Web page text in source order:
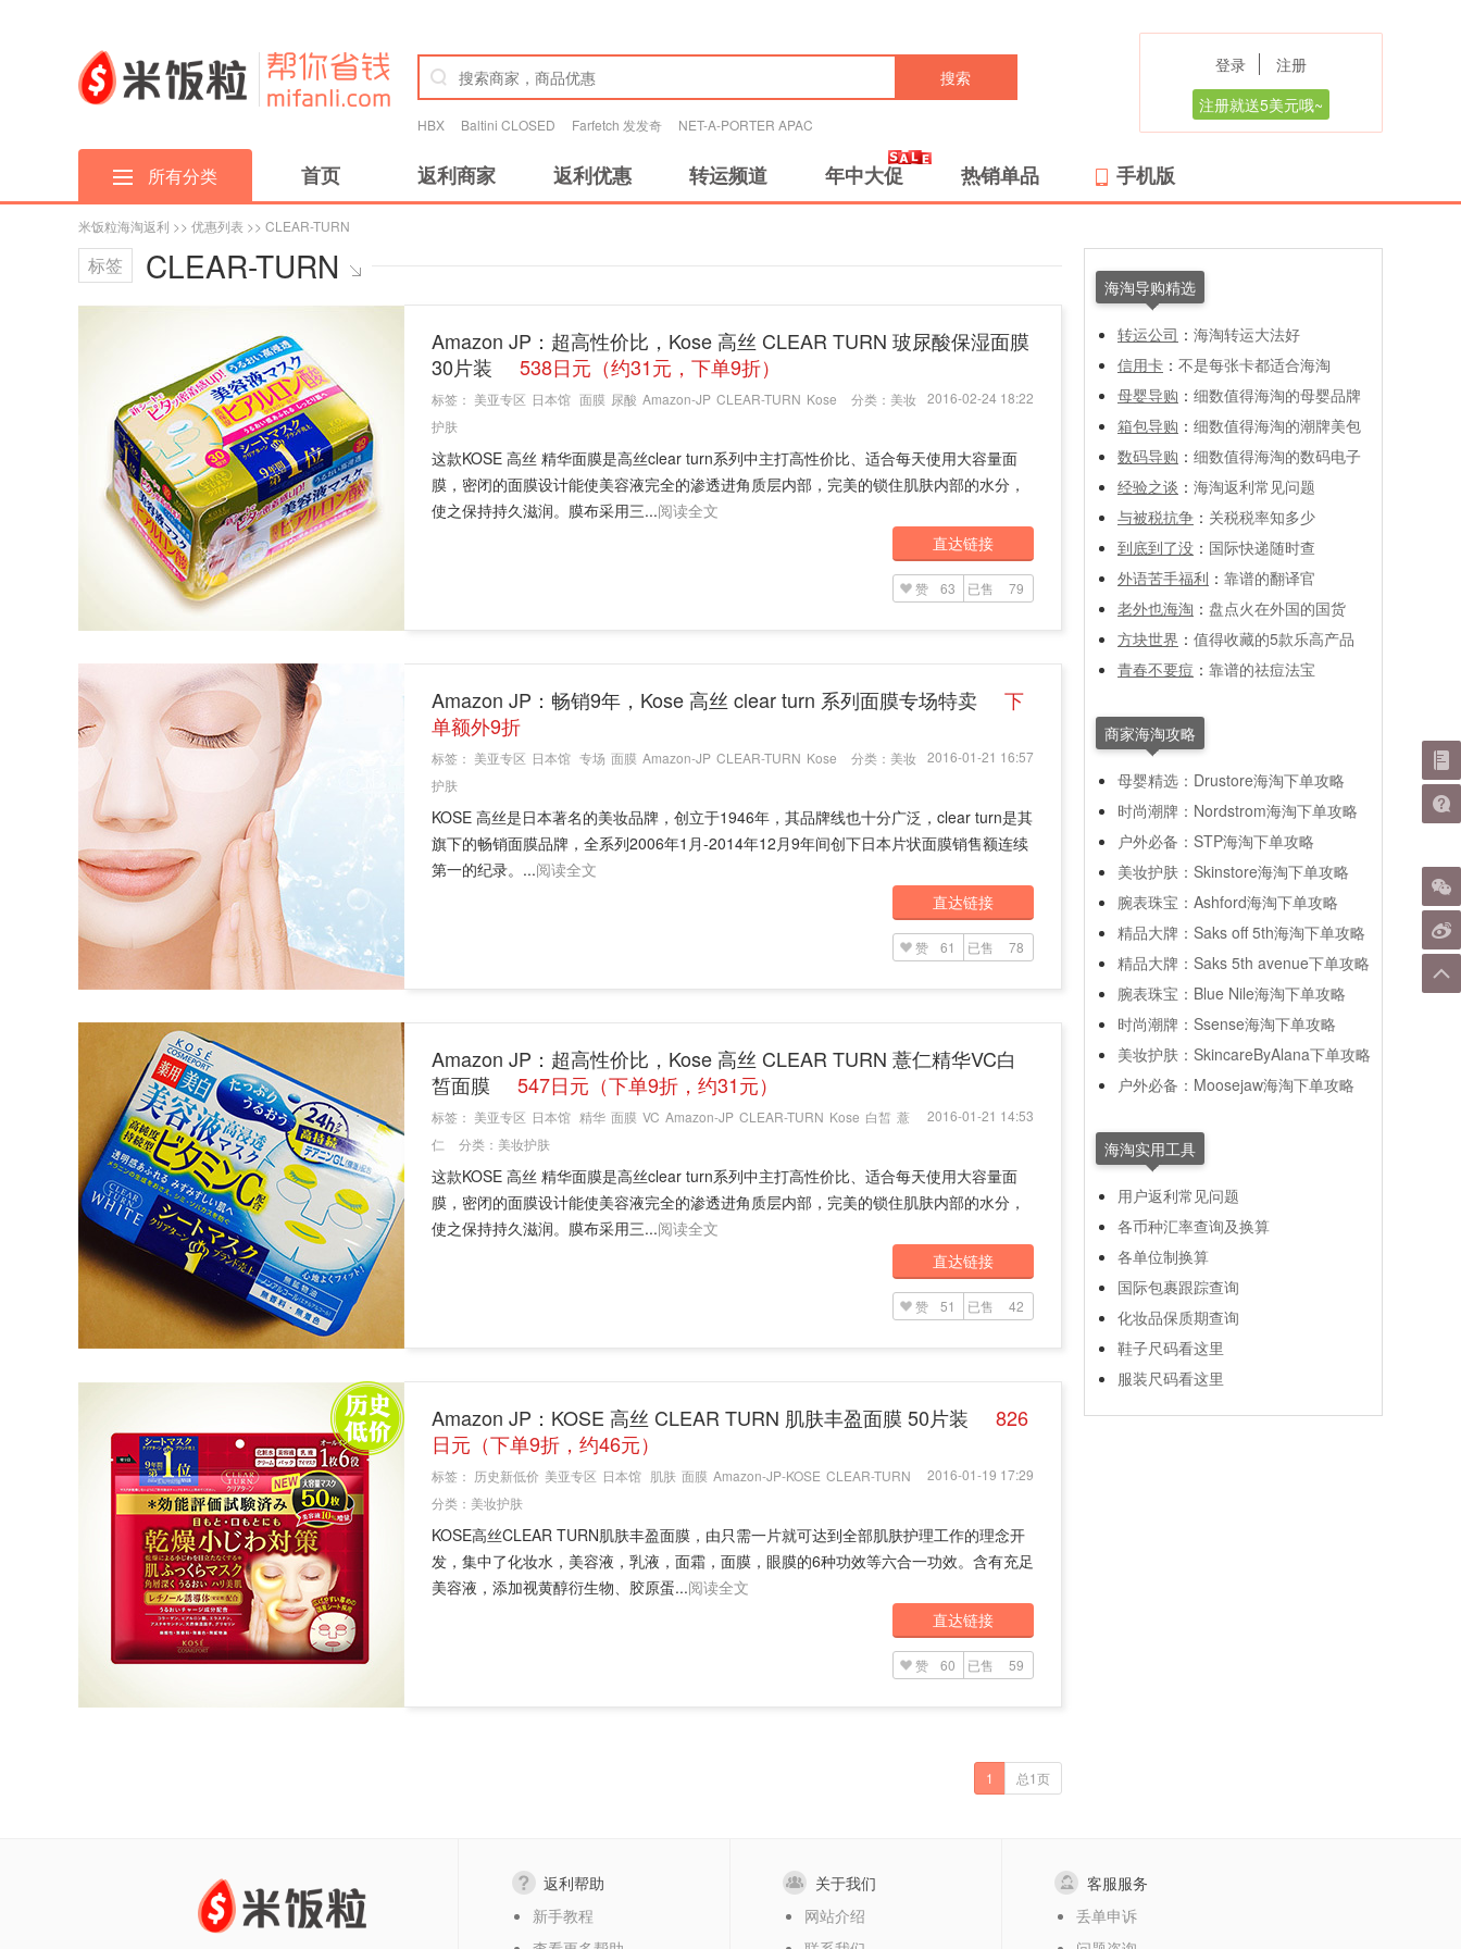
搜索
HBX Baltini CLOSED Farfetch 发发奇 NET-A-PORTER APAC
登录
注册
注册就送5美元哦~
所有分类 首页 返利商家 返利优惠 转运频道 年中大促 热销单品 手机版
米饭粒海淘返利 >> 优惠列表 >> CLEAR-TURN
标签 CLEAR-TURN
Amazon JP：超高性价比，Kose 高丝 CLEAR TURN 玻尿酸保湿面膜
30片装
538日元（约31元，下单9折）
2016-02-24 18:22
标签： 美亚专区 日本馆 面膜 尿酸 Amazon-JP CLEAR-TURN Kose 分类： 美妆
护肤
这款KOSE 高丝 精华面膜是高丝clear turn系列中主打高性价比、适合每天使用大容量面
膜，密闭的面膜设计能使美容液完全的渗透进角质层内部，完美的锁住肌肤内部的水分，
使之保持持久滋润。膜布采用三...阅读全文
直达链接
赞 63 已售 79
Amazon JP：畅销9年，Kose 高丝 clear turn 系列面膜专场特卖
下
单额外9折
2016-01-21 16:57
标签： 美亚专区 日本馆 专场 面膜 Amazon-JP CLEAR-TURN Kose 分类： 美妆
护肤
KOSE 高丝是日本著名的美妆品牌，创立于1946年，其品牌线也十分广泛，clear turn是其
旗下的畅销面膜品牌，全系列2006年1月-2014年12月9年间创下日本片状面膜销售额连续
第一的纪录。...阅读全文
直达链接
赞 61 已售 78
Amazon JP：超高性价比，Kose 高丝 CLEAR TURN 薏仁精华VC白
皙面膜
547日元（下单9折，约31元）
2016-01-21 14:53
标签： 美亚专区 日本馆 精华 面膜 VC Amazon-JP CLEAR-TURN Kose 白皙 薏
仁
分类： 美妆护肤
这款KOSE 高丝 精华面膜是高丝clear turn系列中主打高性价比、适合每天使用大容量面
膜，密闭的面膜设计能使美容液完全的渗透进角质层内部，完美的锁住肌肤内部的水分，
使之保持持久滋润。膜布采用三...阅读全文
直达链接
赞 51 已售 42
Amazon JP：KOSE 高丝 CLEAR TURN 肌肤丰盈面膜 50片装
826
日元（下单9折，约46元）
2016-01-19 17:29
标签： 历史新低价 美亚专区 日本馆 肌肤 面膜 Amazon-JP-KOSE CLEAR-TURN
分类： 美妆护肤
KOSE高丝CLEAR TURN肌肤丰盈面膜，由只需一片就可达到全部肌肤护理工作的理念开
发，集中了化妆水，美容液，乳液，面霜，面膜，眼膜的6种功效等六合一功效。含有充足
美容液，添加视黄醇衍生物、胶原蛋...阅读全文
直达链接
赞 60 已售 59
1 总1页
海淘导购精选
转运公司 ： 海淘转运大法好
信用卡 ： 不是每张卡都适合海淘
母婴导购 ： 细数值得海淘的母婴品牌
箱包导购 ： 细数值得海淘的潮牌美包
数码导购 ： 细数值得海淘的数码电子
经验之谈 ： 海淘返利常见问题
与被税抗争 ： 关税税率知多少
到底到了没 ： 国际快递随时查
外语苦手福利 ： 靠谱的翻译官
老外也海淘 ： 盘点火在外国的国货
方块世界 ： 值得收藏的5款乐高产品
青春不要痘 ： 靠谱的祛痘法宝
商家海淘攻略
母婴精选：Drustore海淘下单攻略
时尚潮牌：Nordstrom海淘下单攻略
户外必备：STP海淘下单攻略
美妆护肤：Skinstore海淘下单攻略
腕表珠宝：Ashford海淘下单攻略
精品大牌：Saks off 5th海淘下单攻略
精品大牌：Saks 5th avenue下单攻略
腕表珠宝：Blue Nile海淘下单攻略
时尚潮牌：Ssense海淘下单攻略
美妆护肤：SkincareByAlana下单攻略
户外必备：Moosejaw海淘下单攻略
海淘实用工具
用户返利常见问题
各币种汇率查询及换算
各单位制换算
国际包裹跟踪查询
化妆品保质期查询
鞋子尺码看这里
服装尺码看这里
返利帮助
新手教程
关于我们
网站介绍
客服服务
丢单申诉